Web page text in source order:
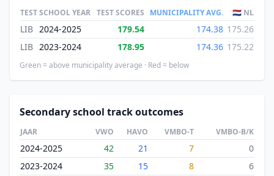
TESTSCHOOL YEAR TEST SCORES MUNICIPALITY AVG. 🇳🇱 NL
LIB 2024-2025 179.54 174.38 175.26
LIB 2023-2024 178.95 174.36 175.22
Green = above municipality average · Red = below
Secondary school track outcomes
JAAR VWO HAVO VMBO-T VMBO-B/K
2024-2025 42 21 7
0
2023-2024
35 15 8
6